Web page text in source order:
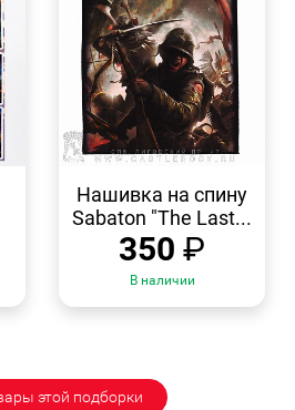
ПРОСМОТР
Нашивка на спину
Sabaton "The Last...
350 ₽
В наличии
этой подборки